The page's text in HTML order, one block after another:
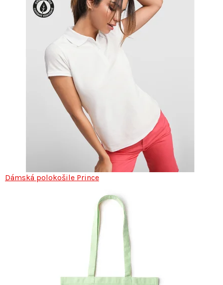
Dámská polokošile Prince